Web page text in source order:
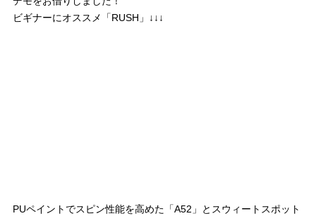
ビギナーにオススメ「RUSH」↓↓↓
PUペイントでスピン性能を高めた「A52」とスウィートスポット